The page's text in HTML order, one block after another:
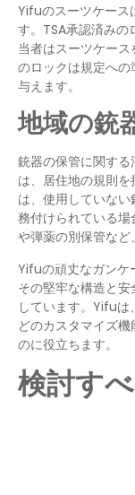
Yifuのスーツケース
す。TSA承認済みの
当者はスーツケー
のロックは規定へ
与えます。
地域の銃
銃器の保管に関す
は、居住地の規則
は、使用していな
務付けられている
や弾薬の別保管など
Yifuの頑丈なガンケ
その堅牢な構造と
しています。Yifuは
どのカスタマイズ
のに役立ちます。
検討す